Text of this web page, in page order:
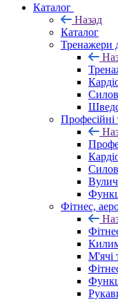
Каталог
Назад
Каталог
Тренажери
Фітнес,
М'ячі